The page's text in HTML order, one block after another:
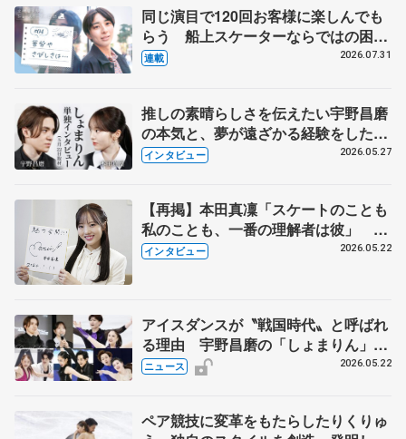
同じ演目で120回お客様に楽しんでも
らう 船上スケーターならではの困難
とは 影響あったPIW前キャプテン松
連載 2026.07.31
推しの素晴らしさを伝えたい宇野昌磨
の本気と、夢が遠ざかる経験をした本
田真凜の覚悟
インタビュー 2026.05.27
【再掲】本田真凜「スケートのことも
私のことも、一番の理解者は彼」 引
退時の単独インタビューで語った競技
インタビュー 2026.05.22
アイスダンスが〝戦国時代〟と呼ばれ
る理由 宇野昌磨の「しょまりん」ら
実力者が相次いで参戦 国内の競争激
ニュース 2026.05.22
ペア競技に変革をもたらしたりくりゅ